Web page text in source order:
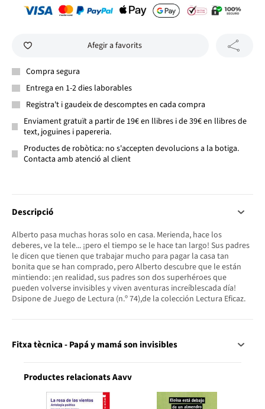
Afegir a favorits
Compra segura
Entrega en 1-2 dies laborables
Registra't i gaudeix de descomptes en cada compra
Enviament gratuït a partir de 19€ en llibres i de 39€ en llibres de
text, joguines i papereria.
Productes de robòtica: no s'accepten devolucions a la botiga.
Contacta amb atenció al client
Descripció
Alberto pasa muchas horas solo en casa. Merienda, hace los
deberes, ve la tele... ¡pero el tiempo se le hace tan largo! Sus padres
le dicen que tienen que trabajar mucho para pagar la casa tan
bonita que se han comprado, pero Alberto descubre que le están
mintiendo: ¡en realidad, sus padres son dos superhéroes que
pueden volverse invisibles y viven aventuras increíblescada día!
Dsipone de Juego de Lectura (n.º 74),de la colección Lectura Eficaz.
Fitxa tècnica - Papá y mamá son invisibles
Productes relacionats Aavv